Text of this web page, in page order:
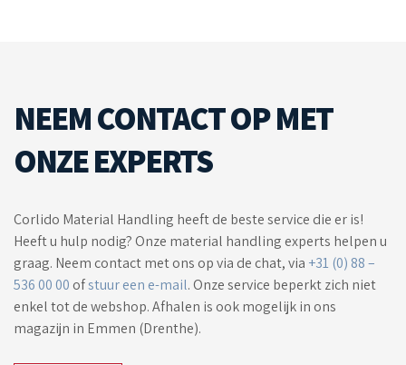
NEEM CONTACT OP MET
ONZE EXPERTS
Corlido Material Handling heeft de beste service die er is!
Heeft u hulp nodig? Onze material handling experts helpen u
graag. Neem contact met ons op via de chat, via +31 (0) 88 –
536 00 00 ofstuur een e-mail. Onze service beperkt zich niet
enkel tot de webshop. Afhalen is ook mogelijk in ons
magazijn in Emmen (Drenthe).